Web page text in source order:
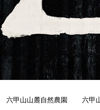
六甲山山麓自然農園 六甲